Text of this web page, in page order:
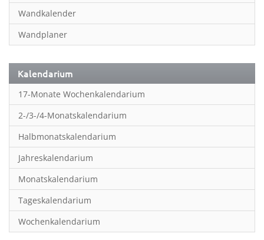
Inspiration & Spiritualität
Kinderkalender
Kunst
Länder & Städte
Landschaft & Natur
Lifestyle
Literatur
Manga & Animé
Neutrale Kalender
Partner- & Wandplaner
Planung & Organisation
Wandkalender
Wandplaner
Kalendarium
17-Monate Wochenkalendarium
2-/3-/4-Monatskalendarium
Halbmonatskalendarium
Jahreskalendarium
Monatskalendarium
Tageskalendarium
Wochenkalendarium